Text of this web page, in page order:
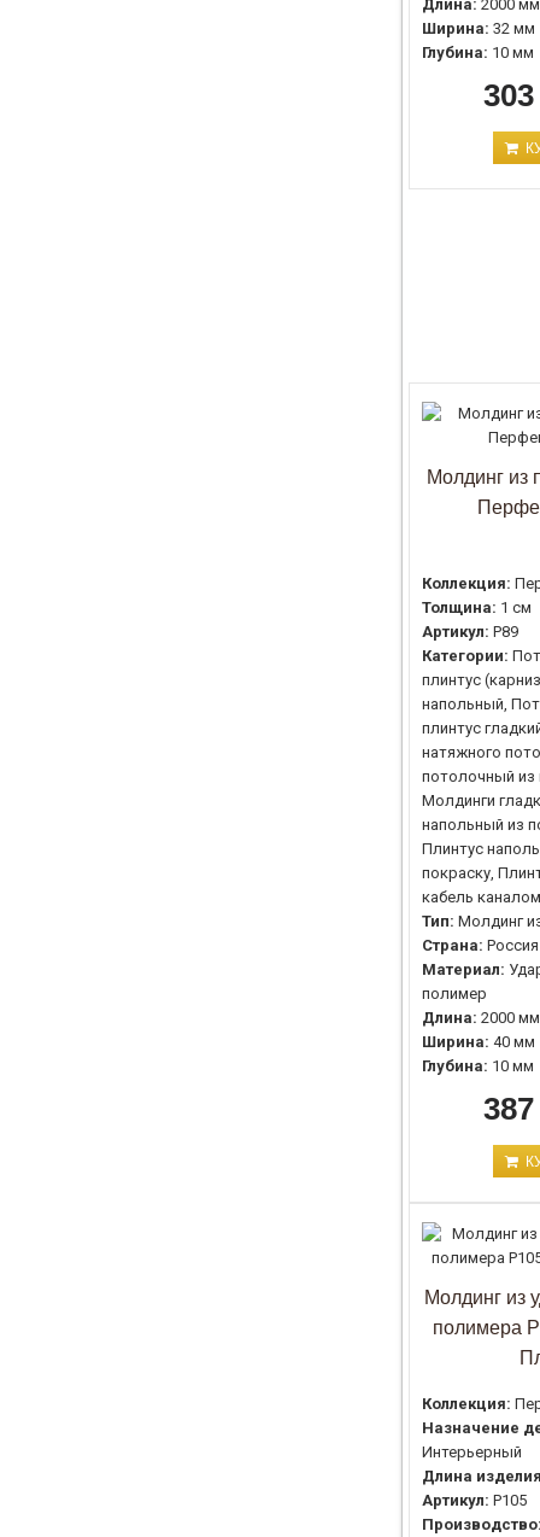
Длина: 2000 мм
Ширина: 32 мм
Глубина: 10 мм
Молдинг из
Коллекция:
Толщина: 1 см
Артикул: P89
Категории:
плинтус
напольный,
плинтус
натяжного
потолочный из
Молдинги
напольный из
Плинтус
покраску,
кабель каналом
Тип: Молдинг
Страна: Россия
Материал:
полимер
Длина: 2000 мм
Ширина: 40 мм
Глубина: 10 мм
Молдинг из
полимера
Коллекция:
Назначение
Интерьерный
Длина
Артикул: P105